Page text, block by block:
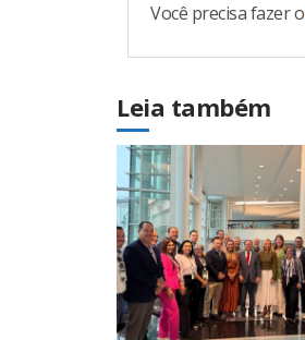
Você precisa fazer o
Leia também